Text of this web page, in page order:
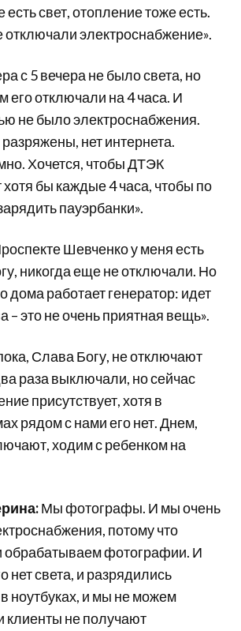
свет, отопление тоже есть.
отключали электроснабжение».
с 5 вечера не было света, но
его отключали на 4 часа. И
не было электроснабжения.
нет интернета.
Хочется, чтобы ДТЭК
бы каждые 4 часа, чтобы по
пауэрбанки».
Шевченко у меня есть
никогда еще не отключали. Но
дома работает генератор: идет
– это не очень приятная вещь».
Слава Богу, не отключают
раза выключали, но сейчас
присутствует, хотя в
рядом с нами его нет. Днем,
ходим с ребенком на
Мы фотографы. И мы очень
потому что
обрабатываем фотографии. И
нет света, и разрядились
ноутбуках, и мы не можем
клиенты не получают